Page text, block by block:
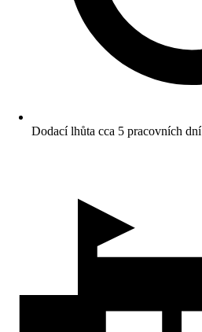
Dodací lhůta cca 5 pracovních dní